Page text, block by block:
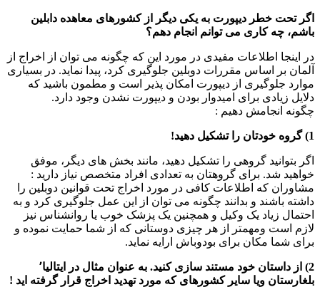
اگر تحت خطر دیپورت به یکی دیگر از کشورهای معاهده دابلین
باشم، چه کاری می توانم انجام دهم؟
در اینجا اطلاعات مفیدی در مورد این که چگونه می توان از اخراج از
آلمان بر اساس مقررات دوبلین جلوگیری کرد، پیدا نماید. در بسیاری
موارد جلوگیری از دیپورت امکان پذیر است و مطمون باشید که
دلایل زیادی برای امیدوار بودن و دیپورت نشدن وجود دارد.
چگونه انجامش دهیم :
1) گروه خودتان را تشکیل دهید!
اگر بتوانید گروهی را تشکیل دهید، مانند بخش های دیگر، موفق
خواهید شد. برای گروهتان به تعدادی افراد متخصص نیاز دارید :
مشاوران که اطلاعات کافی در مورد اخراج تحت قوانین دوبلین را
داشته باشند و بدانند چگونه می توان از این عمل جلوگیری کرد و به
احتمال زیاد یک وکیل و همچنین یک پزشک خوب یا روانشناس نیز
لازم است ومهمتر از هر چیزی دوستانی که از شما حمایت نموده و
برای شما مکان برای بودوباش ارایه نماید.
2) از داستان خود مستند سازی کنید. به عنوان مثال در ایتالیا٬
بلغارستان ویا سایر کشورهای که مورد تهدید اخراج قرار گرفته اید !